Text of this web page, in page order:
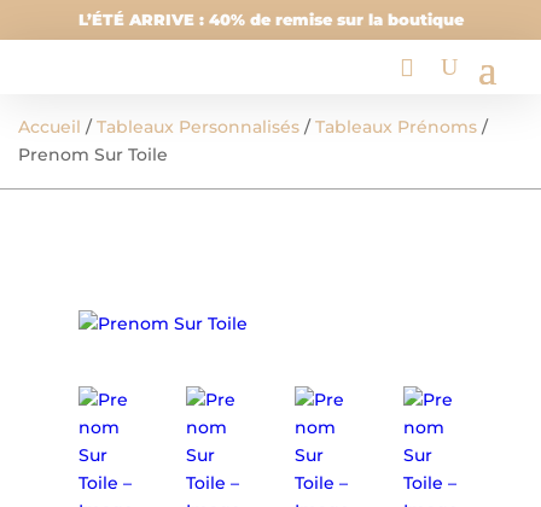
L’ÉTÉ ARRIVE : 40% de remise sur la boutique
Accueil /Tableaux Personnalisés /Tableaux Prénoms /
Prenom Sur Toile